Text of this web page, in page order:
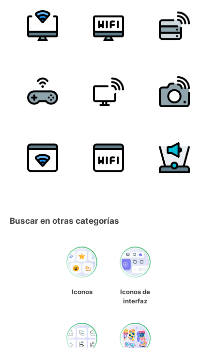
Buscar en otras categorías
Iconos
Iconos de
interfaz